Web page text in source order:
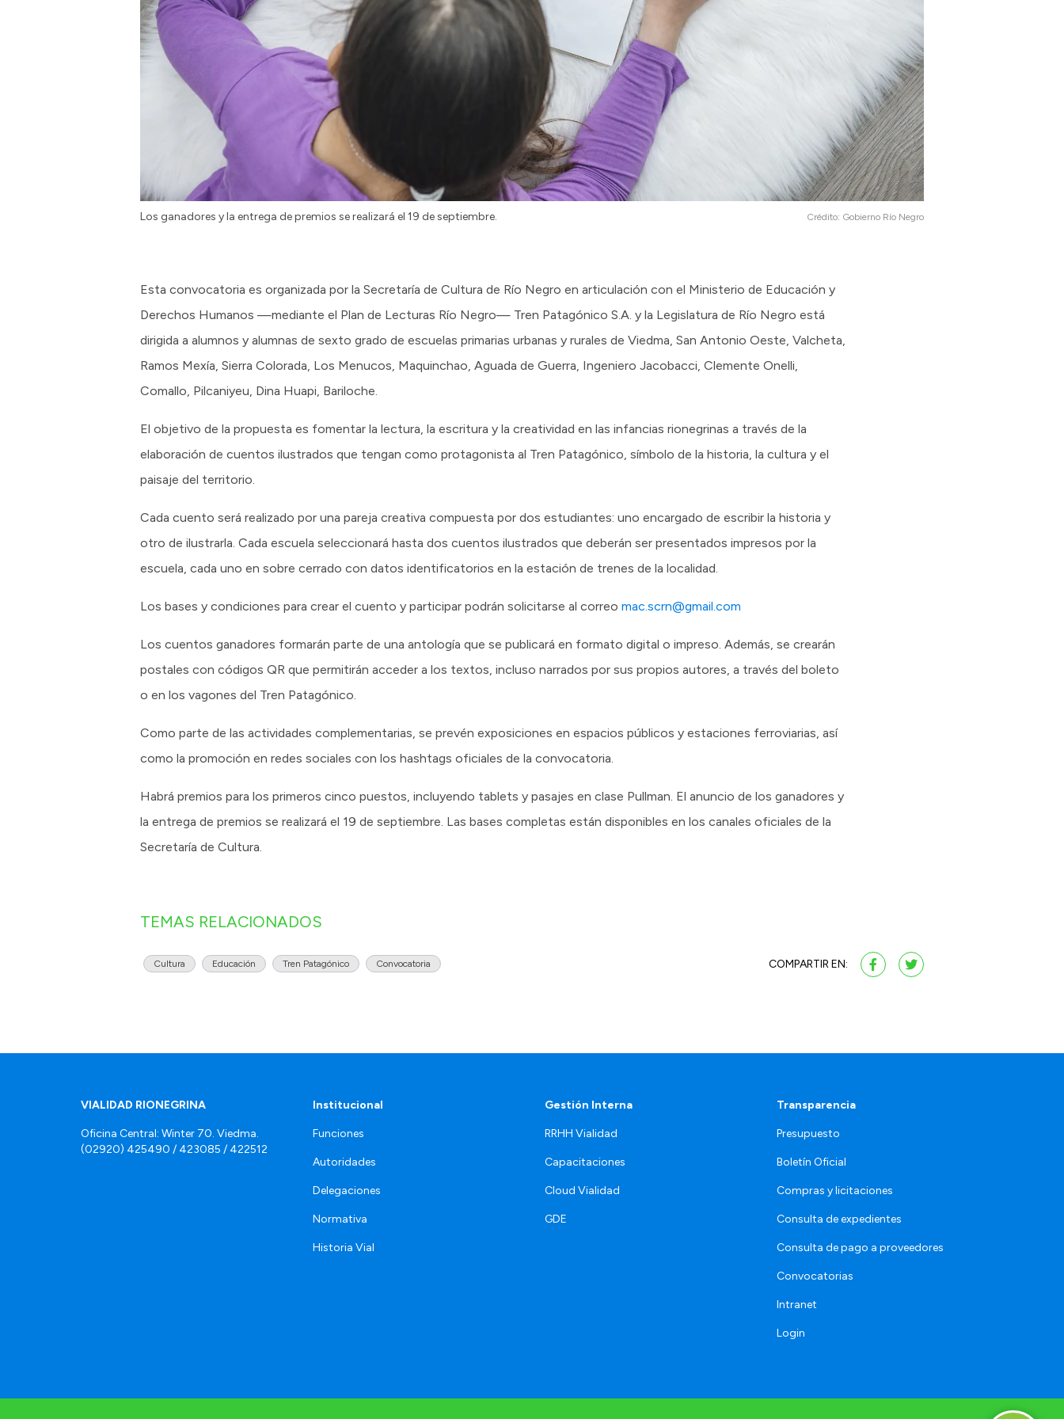
Los ganadores y la entrega de premios se realizará el 19 de septiembre. Crédito: Gobierno Río Negro
Esta convocatoria es organizada por la Secretaría de Cultura de Río Negro en articulación con el Ministerio de Educación y
Derechos Humanos —mediante el Plan de Lecturas Río Negro— Tren Patagónico S.A. y la Legislatura de Río Negro está
dirigida a alumnos y alumnas de sexto grado de escuelas primarias urbanas y rurales de Viedma, San Antonio Oeste, Valcheta,
Ramos Mexía, Sierra Colorada, Los Menucos, Maquinchao, Aguada de Guerra, Ingeniero Jacobacci, Clemente Onelli,
Comallo, Pilcaniyeu, Dina Huapi, Bariloche.
El objetivo de la propuesta es fomentar la lectura, la escritura y la creatividad en las infancias rionegrinas a través de la
elaboración de cuentos ilustrados que tengan como protagonista al Tren Patagónico, símbolo de la historia, la cultura y el
paisaje del territorio.
Cada cuento será realizado por una pareja creativa compuesta por dos estudiantes: uno encargado de escribir la historia y
otro de ilustrarla. Cada escuela seleccionará hasta dos cuentos ilustrados que deberán ser presentados impresos por la
escuela, cada uno en sobre cerrado con datos identificatorios en la estación de trenes de la localidad.
Los bases y condiciones para crear el cuento y participar podrán solicitarse al correo mac.scrn@gmail.com
Los cuentos ganadores formarán parte de una antología que se publicará en formato digital o impreso. Además, se crearán
postales con códigos QR que permitirán acceder a los textos, incluso narrados por sus propios autores, a través del boleto
o en los vagones del Tren Patagónico.
Como parte de las actividades complementarias, se prevén exposiciones en espacios públicos y estaciones ferroviarias, así
como la promoción en redes sociales con los hashtags oficiales de la convocatoria.
Habrá premios para los primeros cinco puestos, incluyendo tablets y pasajes en clase Pullman. El anuncio de los ganadores y
la entrega de premios se realizará el 19 de septiembre. Las bases completas están disponibles en los canales oficiales de la
Secretaría de Cultura.
TEMAS RELACIONADOS
Cultura Educación Tren Patagónico Convocatoria COMPARTIR EN:
VIALIDAD RIONEGRINA
Oficina Central: Winter 70. Viedma.
(02920) 425490 / 423085 / 422512
Institucional
Funciones
Autoridades
Delegaciones
Normativa
Historia Vial
Gestión Interna
RRHH Vialidad
Capacitaciones
Cloud Vialidad
GDE
Transparencia
Presupuesto
Boletín Oficial
Compras y licitaciones
Consulta de expedientes
Consulta de pago a proveedores
Convocatorias
Intranet
Login